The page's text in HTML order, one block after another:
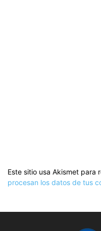
Este sitio usa Akismet para
procesan los datos de tus